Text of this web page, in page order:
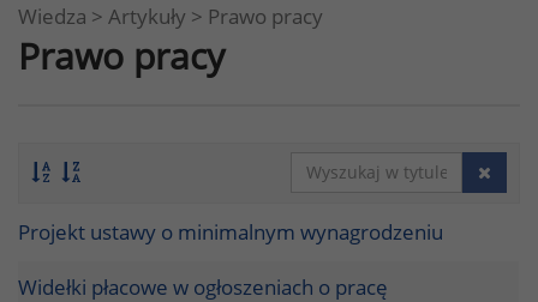
Wiedza > Artykuły > Prawo pracy
Prawo pracy
Projekt ustawy o minimalnym wynagrodzeniu
Widełki płacowe w ogłoszeniach o pracę